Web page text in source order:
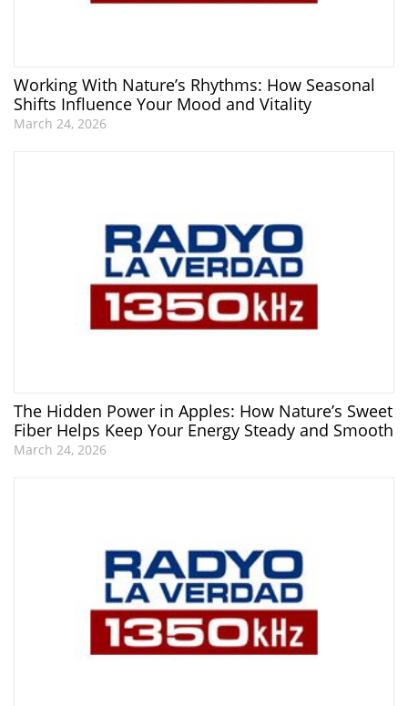
Working With Nature’s Rhythms: How Seasonal
Shifts Influence Your Mood and Vitality
March 24, 2026
The Hidden Power in Apples: How Nature’s Sweet
Fiber Helps Keep Your Energy Steady and Smooth
March 24, 2026